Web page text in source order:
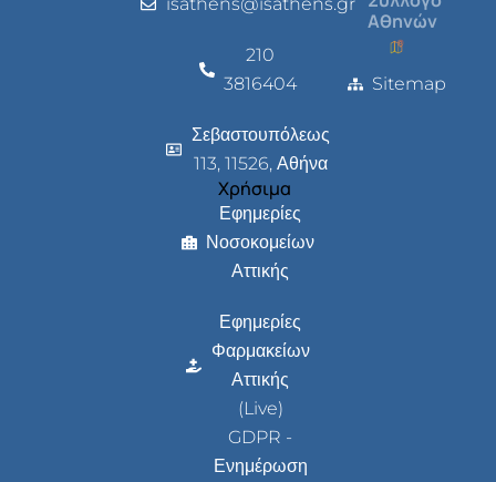
210
3816404
Σεβαστουπόλεως
113, 11526, Αθήνα
Χρήσιμα
Εφημερίες
Νοσοκομείων
Αττικής
Εφημερίες
Φαρμακείων
Αττικής
(Live)
GDPR -
Ενημέρωση
Αθηνών
Sitemap